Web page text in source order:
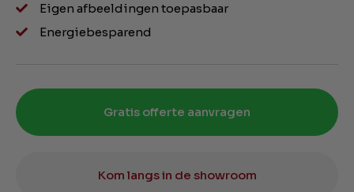
Eigen afbeeldingen toepasbaar
Energiebesparend
Gratis offerte aanvragen
Kom langs in de showroom